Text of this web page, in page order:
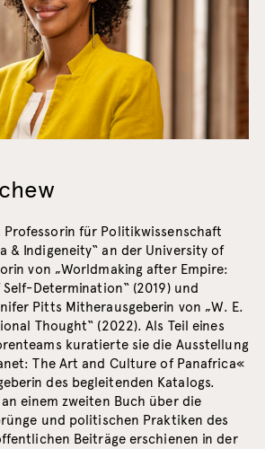
Professorin für Politikwissenschaft
& Indigeneity“ an der University of
von „Worldmaking after Empire:
Self-Determination“ (2019) und
Pitts Mitherausgeberin von „W. E.
Thought“ (2022). Als Teil eines
kuratierte sie die Ausstellung
The Art and Culture of Panafrica«
des begleitenden Katalogs.
einem zweiten Buch über die
und politischen Praktiken des
Beiträge erschienen in der